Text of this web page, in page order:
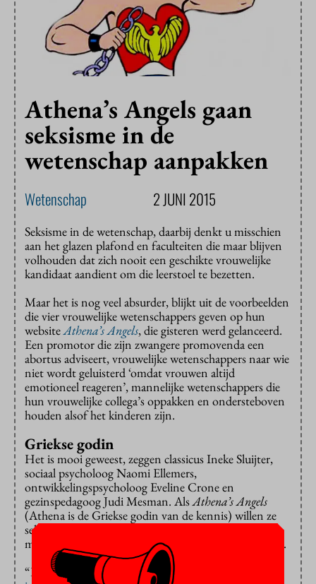
Athena’s Angels gaan
seksisme in de
wetenschap aanpakken
Wetenschap 2 JUNI 2015
Seksisme in de wetenschap, daarbij denkt u misschien
aan het glazen plafond en faculteiten die maar blijven
volhouden dat zich nooit een geschikte vrouwelijke
kandidaat aandient om die leerstoel te bezetten.
Maar het is nog veel absurder, blijkt uit de voorbeelden
die vier vrouwelijke wetenschappers geven op hun
websiteAthena’s Angels, die gisteren werd gelanceerd.
Een promotor die zijn zwangere promovenda een
abortus adviseert, vrouwelijke wetenschappers naar wie
niet wordt geluisterd ‘omdat vrouwen altijd
emotioneel reageren’, mannelijke wetenschappers die
hun vrouwelijke collega’s oppakken en ondersteboven
houden alsof het kinderen zijn.
Griekse godin
Het is mooi geweest, zeggen classicus Ineke Sluijter,
sociaal psycholoog Naomi Ellemers,
ontwikkelingspsycholoog Eveline Crone en
gezinspedagoog Judi Mesman. AlsAthena’s Angels
(Athena is de Griekse godin van de kennis) willen ze
seksisme in de wetenschap aan de kaak stellen en
mensen mobiliseren om de strijd ermee aan te binden.
“Het zijn allemaal incidenten”, zegt Ellemers in een